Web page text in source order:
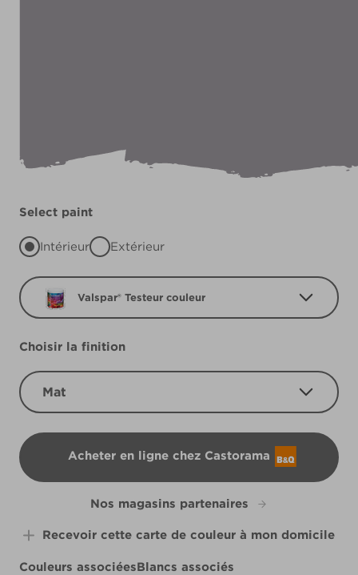
Select paint
Intérieur Extérieur
Valspar® Testeur couleur
Choisir la finition
Mat
Acheter en ligne chez Castorama
B&Q
Nos magasins partenaires
Recevoir cette carte de couleur à mon domicile
Couleurs associéesBlancs associés